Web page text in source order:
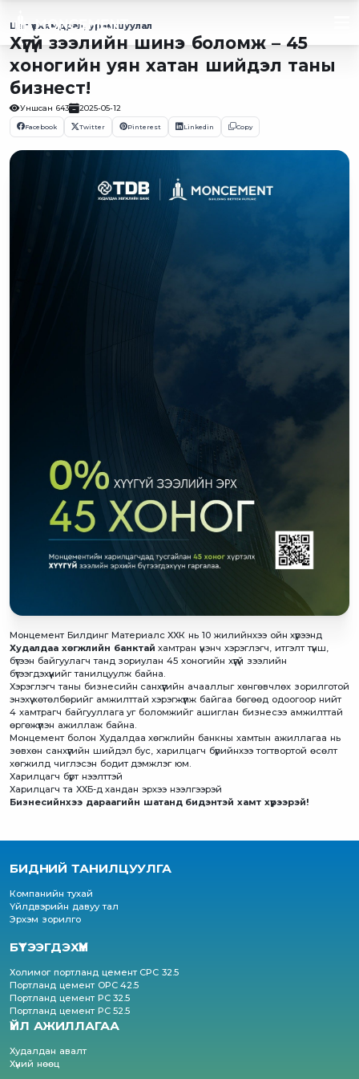
Цаг үеХямдрал, урамшуулал
Хүүгүй зээлийн шинэ боломж – 45
хоногийн уян хатан шийдэл таны
бизнест!
Уншсан 643 2025-05-12
Facebook Twitter Pinterest Linkedin Copy
Монцемент Билдинг Материалс ХХК нь 10 жилийнхээ ойн хүрээнд
Худалдаа хөгжлийн банктайхамтран үнэнч хэрэглэгч, итгэлт түнш,
бүтээн байгуулагч танд зориулан 45 хоногийн хүүгүй зээлийн
бүтээгдэхүүнийг танилцуулж байна.
Хэрэглэгч таны бизнесийн санхүүгийн ачааллыг хөнгөвчлөх зорилготой
энэхүү хөтөлбөрийг амжилттай хэрэгжүүлж байгаа бөгөөд одоогоор нийт
4 хамтрагч байгууллага уг боломжийг ашиглан бизнесээ амжилттай
өргөжүүлэн ажиллаж байна.
Монцемент болон Худалдаа хөгжлийн банкны хамтын ажиллагаа нь
зөвхөн санхүүгийн шийдэл бус, харилцагч бүрийнхээ тогтвортой өсөлт
хөгжилд чиглэсэн бодит дэмжлэг юм.
Харилцагч бүрт нээлттэй
Харилцагч та ХХБ-д хандан эрхээ нээлгээрэй
Бизнесийнхээ дараагийн шатанд бидэнтэй хамт хүрээрэй!
БИДНИЙ ТАНИЛЦУУЛГА
Компанийн тухай
Үйлдвэрийн давуу тал
Эрхэм зорилго
БҮТЭЭГДЭХҮҮН
Холимог портланд цемент CPC 32.5
Портланд цемент OPC 42.5
Портланд цемент PC 32.5
Портланд цемент PC 52.5
ҮЙЛ АЖИЛЛАГАА
Худалдан авалт
Хүний нөөц